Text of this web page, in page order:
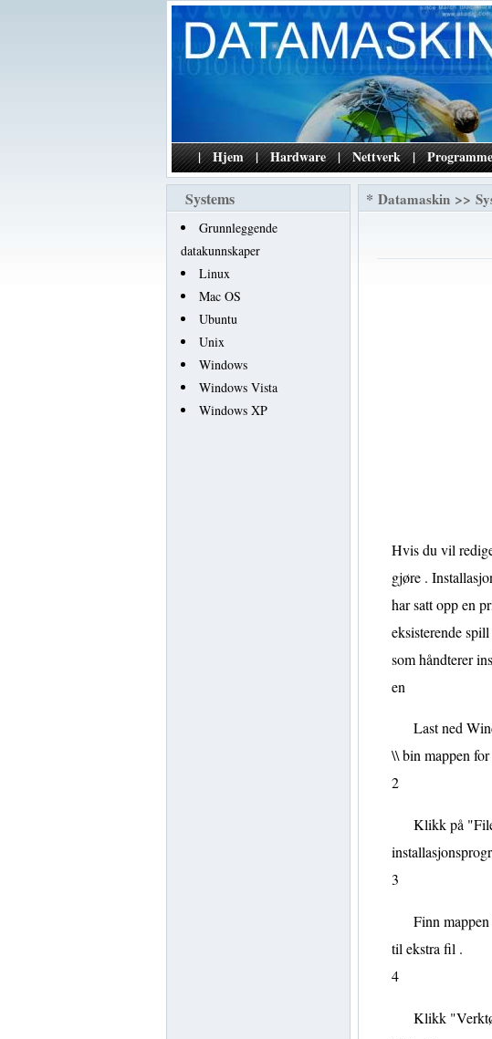
| Hjem | Hardware | Nettverk |
Systems
Grunnleggende
datakunnskaper
Linux
Mac OS
Ubuntu
Unix
Windows
Windows Vista
Windows XP
* Datamaskin >>
Hvis du vil
gjøre .
har satt opp en
eksisterende
som håndterer
en
Last ned
\\ bin mappen
2
Klikk på
3
Finn
til ekstra fil .
4
Klikk